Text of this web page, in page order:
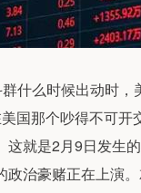
什么时候出动时
国那个吵得不可开
就是2月9日发生
治豪赌正在上演